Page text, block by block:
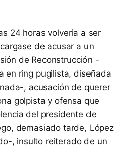
24 horas volvería a ser
de acusar a un
de Reconstrucción -
en ring pugilista, diseñada
, acusación de querer
golpista y ofensa que
del presidente de
demasiado tarde, López
, insulto reiterado de un